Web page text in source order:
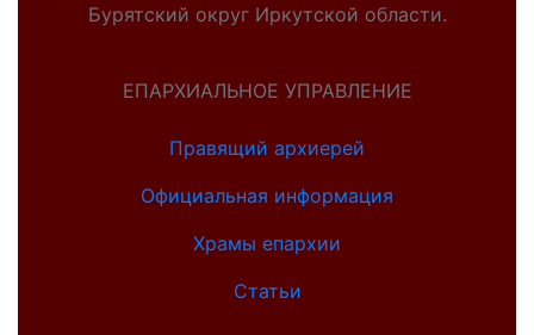
Бурятский округ Иркутской области.
ЕПАРХИАЛЬНОЕ УПРАВЛЕНИЕ
Правящий архиерей
Официальная информация
Храмы епархии
Статьи